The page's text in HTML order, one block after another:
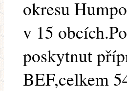
okresu
v 15
poskytnut
BEF,celkem